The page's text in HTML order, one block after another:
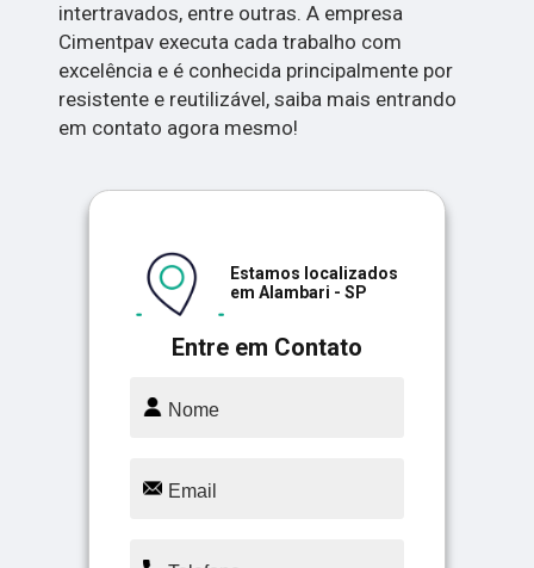
intertravados, entre outras. A empresa
Cimentpav executa cada trabalho com
excelência e é conhecida principalmente por
resistente e reutilizável, saiba mais entrando
em contato agora mesmo!
Entre em Contato
Estamos localizados
em Alambari - SP